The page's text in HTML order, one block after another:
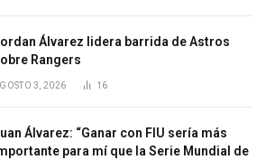
Álvarez lidera barrida de Astros
Rangers
3, 2026 16
Álvarez: “Ganar con FIU sería más
para mí que la Serie Mundial de